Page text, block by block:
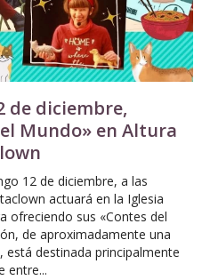
de diciembre,
Mundo» en Altura
12 de diciembre, a las
actuará en la Iglesia
ofreciendo sus «Contes del
de aproximadamente una
está destinada principalmente
entre...